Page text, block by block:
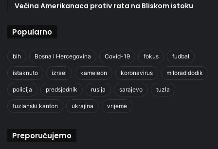
Većina Amerikanaca protiv rata na Bliskom istoku
Popularno
bih Bosna i Hercegovina Covid-19 fokus fudbal
istaknuto izrael kameleon koronavirus milorad dodik
policija predsjednik rusija sarajevo tuzla
tuzlanski kanton ukrajina vrijeme
Preporučujemo